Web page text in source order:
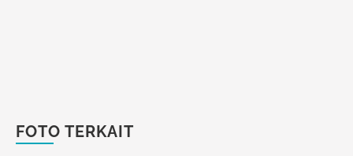
FOTO TERKAIT